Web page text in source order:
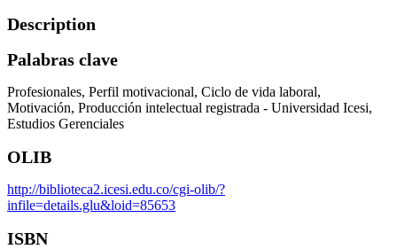
Description
Palabras clave
Profesionales Perfil motivacional Ciclo de vida laboral
Motivación Producción intelectual registrada - Universidad Icesi
Estudios Gerenciales
OLIB
http://biblioteca2.icesi.edu.co/cgi-olib/?
infile=details.glu&loid=85653
ISBN